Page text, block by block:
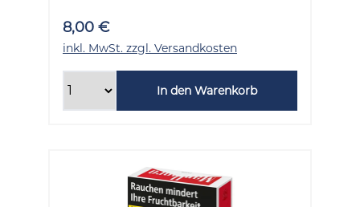
8,00 €
inkl. MwSt. zzgl. Versandkosten
In den Warenkorb